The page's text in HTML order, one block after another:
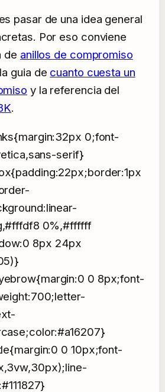
pasar de una idea general
Por eso conviene
de anillos de compromiso
guia de cuanto cuesta un
y la referencia del
.
0;font-
serif}
0%,#ffffff
8px 24px
0 8px;font-
0 10px;font-